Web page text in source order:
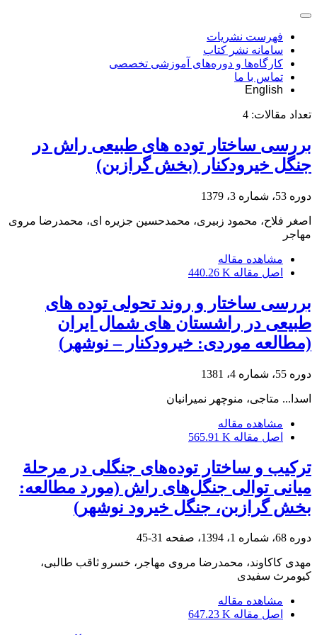
فهرست نشریات
سامانه نشر کتاب
کارگاه‌ها و دوره‌های آموزشی تخصصی
تماس با ما
English
تعداد مقالات: 4
بررسی ساختار توده های طبیعی راش در
جنگل خیرودکنار (بخش گرازبن)
دوره 53، شماره 3، 1379
اصغر فلاح، محمود زبیری، محمدحسین جزیره ای، محمدرضا مروی
مهاجر
مشاهده مقاله
اصل مقاله 440.26 K
بررسی ساختار و روند تحولی توده های
طبیعی در راشستان های شمال ایران
(مطالعه موردی: خیرودکنار – نوشهر)
دوره 55، شماره 4، 1381
اسدا... متاجی، منوچهر نمیرانیان
مشاهده مقاله
اصل مقاله 565.91 K
ترکیب و ساختار توده‌های جنگلی در مرحلة
میانی توالی جنگل‌های راش (مورد مطالعه:
بخش گرازبن، جنگل خیرود نوشهر)
دوره 68، شماره 1، 1394، صفحه 31-45
مهدی کاکاوند، محمدرضا مروی مهاجر، خسرو ثاقب طالبی،
کیومرث سفیدی
مشاهده مقاله
اصل مقاله 647.23 K